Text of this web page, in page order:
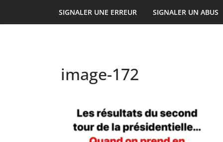
SIGNALER UNE ERREUR SIGNALER UN ABUS
image-172